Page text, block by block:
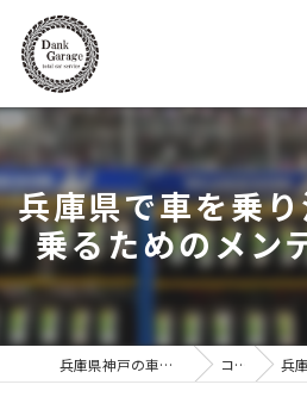
兵庫県で車を乗
乗るためのメン
兵庫県神戸の車ならDank Garage コラム 兵庫